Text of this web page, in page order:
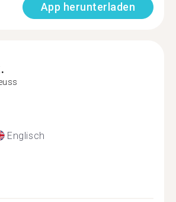
App herunterladen
Englisch